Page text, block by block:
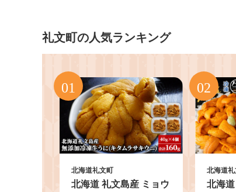
礼文町の人気ランキング
北海道礼文町
北海道 礼文島産 ミョウ
北海道
北海